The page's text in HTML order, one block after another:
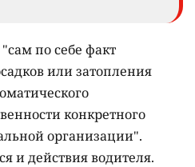
по себе факт
или затопления
конкретного
организации".
и действия водителя.